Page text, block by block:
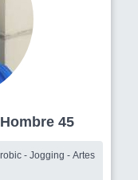
San Miguel de Tucuman Hombre 45